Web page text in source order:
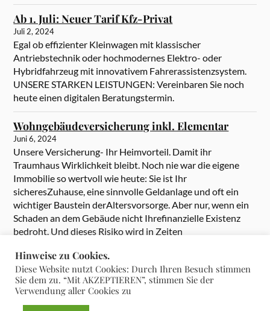
Ab 1. Juli: Neuer Tarif Kfz-Privat
Juli 2, 2024
Egal ob effizienter Kleinwagen mit klassischer
Antriebstechnik oder hochmodernes Elektro- oder
Hybridfahrzeug mit innovativem Fahrerassistenzsystem.
UNSERE STARKEN LEISTUNGEN: Vereinbaren Sie noch
heute einen digitalen Beratungstermin.
Wohngebäudeversicherung inkl. Elementar
Juni 6, 2024
Unsere Versicherung- Ihr Heimvorteil. Damit ihr
Traumhaus Wirklichkeit bleibt. Noch nie war die eigene
Immobilie so wertvoll wie heute: Sie ist Ihr
sicheresZuhause, eine sinnvolle Geldanlage und oft ein
wichtiger Baustein derAltersvorsorge. Aber nur, wenn ein
Schaden an dem Gebäude nicht Ihrefinanzielle Existenz
bedroht. Und dieses Risiko wird in Zeiten
PRÄSENTIERT VON
Hinweise zu Cookies.
Diese Website nutzt Cookies: Durch Ihren Besuch stimmen
Sie dem zu. “Mit AKZEPTIEREN”, stimmen Sie der
Verwendung aller Cookies zu